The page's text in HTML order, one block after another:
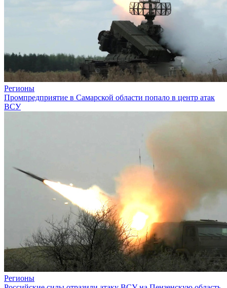
Регионы
Промпредприятие в Самарской области попало в центр атак
ВСУ
Регионы